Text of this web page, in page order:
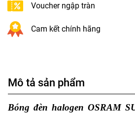
Voucher ngập tràn
Cam kết chính hãng
Mô tả sản phẩm
Bóng đèn halogen OSRAM